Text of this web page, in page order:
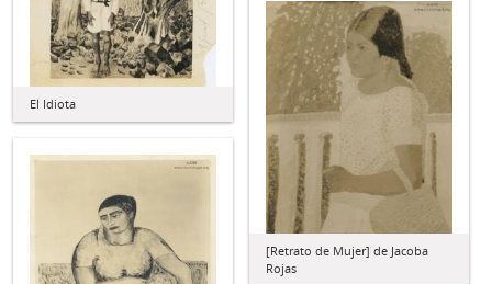
El Idiota
[Retrato de Mujer] de Jacoba
Rojas